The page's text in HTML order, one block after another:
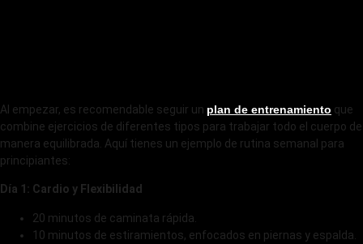
Al empezar, es recomendable seguir un plan de entrenamiento que
combine ejercicios de diferentes tipos para trabajar todo el cuerpo de
manera equilibrada. Aquí tienes un ejemplo de rutina semanal para
principiantes:
Día 1: Cardio y Flexibilidad
20 minutos de caminata rápida.
10 minutos de estiramientos, enfocados en piernas y espalda.